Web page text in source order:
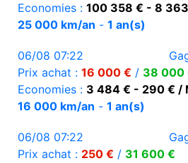
Economies : 100 358 € - 8
25 000 km/an - 1 an(s)
06/08 07:22
Prix achat : 16 000 € / 38 000
Economies : 3 484 € - 290 € /
16 000 km/an - 1 an(s)
06/08 07:22
Prix achat : 250 € / 31 600 €